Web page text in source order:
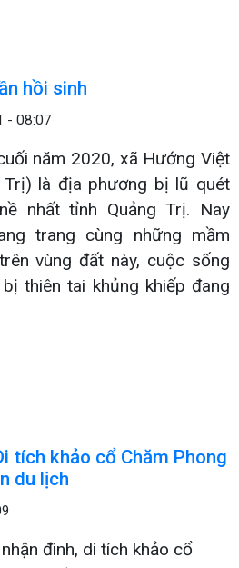
hồi sinh
- 08:07
năm 2020, xã Hướng Việt
Trị) là địa phương bị lũ quét
nhất tỉnh Quảng Trị. Nay
trang cùng những mầm
vùng đất này, cuộc sống
thiên tai khủng khiếp đang
tích khảo cổ Chăm Phong
du lịch
đinh, di tích khảo cổ